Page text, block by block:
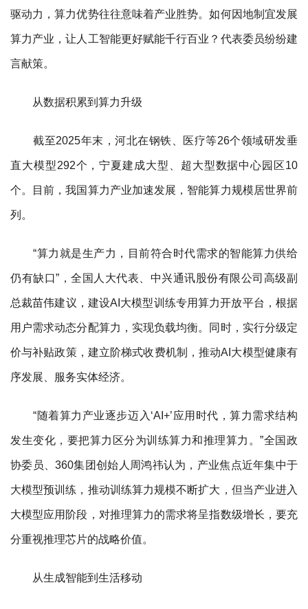
驱动力，算力优势往往意味着产业胜势。如何因地制宜发展
算力产业，让人工智能更好赋能千行百业？代表委员纷纷建
言献策。
从数据积累到算力升级
截至2025年末，河北在钢铁、医疗等26个领域研发垂
直大模型292个，宁夏建成大型、超大型数据中心园区10
个。目前，我国算力产业加速发展，智能算力规模居世界前
列。
“算力就是生产力，目前符合时代需求的智能算力供给
仍有缺口”，全国人大代表、中兴通讯股份有限公司高级副
总裁苗伟建议，建设AI大模型训练专用算力开放平台，根据
用户需求动态分配算力，实现负载均衡。同时，实行分级定
价与补贴政策，建立阶梯式收费机制，推动AI大模型健康有
序发展、服务实体经济。
“随着算力产业逐步迈入‘AI+’应用时代，算力需求结构
发生变化，要把算力区分为训练算力和推理算力。”全国政
协委员、360集团创始人周鸿祎认为，产业焦点近年集中于
大模型预训练，推动训练算力规模不断扩大，但当产业进入
大模型应用阶段，对推理算力的需求将呈指数级增长，要充
分重视推理芯片的战略价值。
从生成智能到生活移动